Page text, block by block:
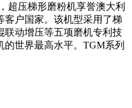
超压梯形磨粉机享誉澳大利
客户国家。该机型采用了梯
联动增压等五项磨机专利技
世界最高水平。TGM系列